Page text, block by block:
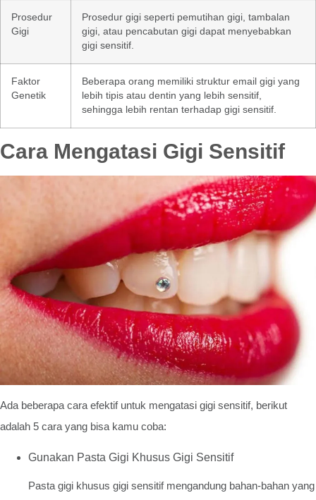
Prosedur
Gigi
Prosedur gigi seperti pemutihan gigi, tambalan
gigi, atau pencabutan gigi dapat menyebabkan
gigi sensitif.
Faktor
Genetik
Beberapa orang memiliki struktur email gigi yang
lebih tipis atau dentin yang lebih sensitif,
sehingga lebih rentan terhadap gigi sensitif.
Cara Mengatasi Gigi Sensitif
Ada beberapa cara efektif untuk mengatasi gigi sensitif, berikut
adalah 5 cara yang bisa kamu coba:
Gunakan Pasta Gigi Khusus Gigi Sensitif
Pasta gigi khusus gigi sensitif mengandung bahan-bahan yang